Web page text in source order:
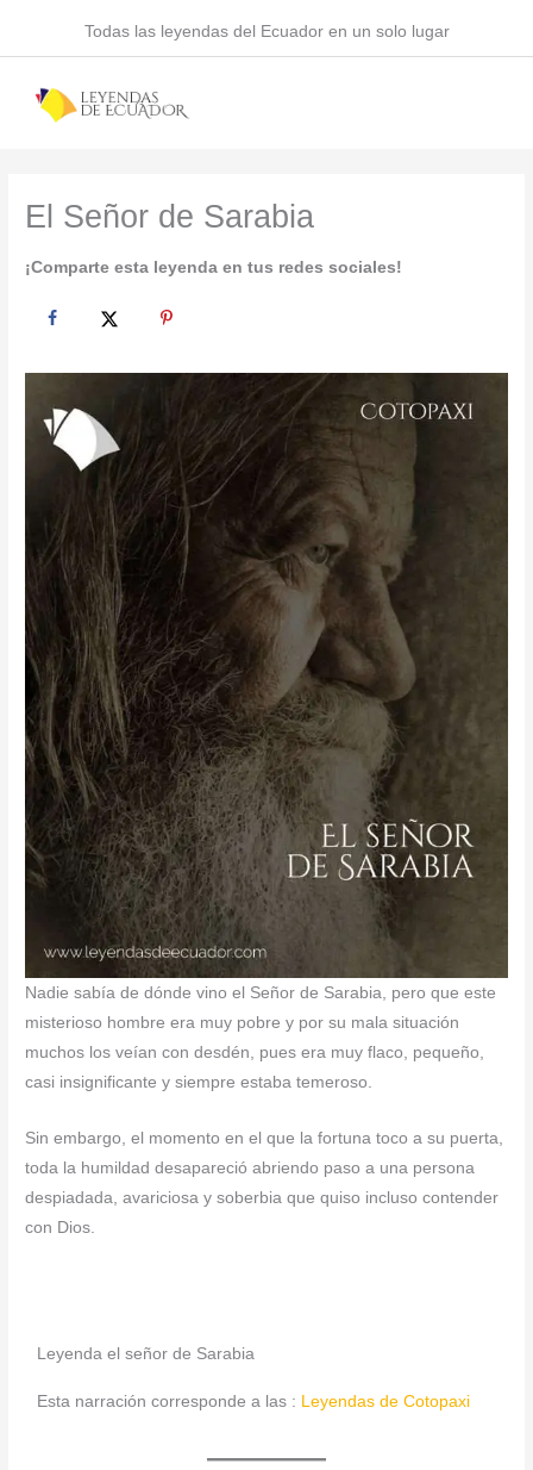
Todas las leyendas del Ecuador en un solo lugar
El Señor de Sarabia
¡Comparte esta leyenda en tus redes sociales!
Nadie sabía de dónde vino el Señor de Sarabia, pero que este
misterioso hombre era muy pobre y por su mala situación
muchos los veían con desdén, pues era muy flaco, pequeño,
casi insignificante y siempre estaba temeroso.
Sin embargo, el momento en el que la fortuna toco a su puerta,
toda la humildad desapareció abriendo paso a una persona
despiadada, avariciosa y soberbia que quiso incluso contender
con Dios.
Leyenda el señor de Sarabia
Esta narración corresponde a las : Leyendas de Cotopaxi